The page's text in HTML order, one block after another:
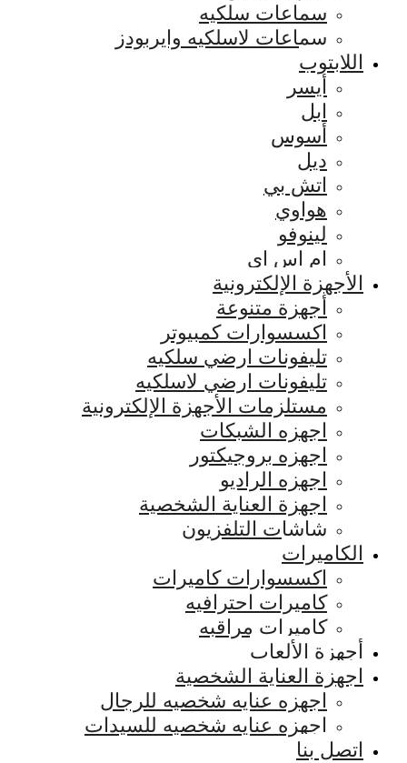
سماعات سلكيه
سماعات لاسلكيه وايربودز
اللابتوب
أيسر
ابل
أسوس
ديل
اتش بي
هواوي
لينوفو
ام اس اي
الأجهزة الإلكترونية
أجهزة متنوعة
اكسسوارات كمبيوتر
تليفونات ارضي سلكيه
تليفونات ارضي لاسلكيه
مستلزمات الأجهزة الإلكترونية
اجهزه الشبكات
اجهزه بروجيكتور
اجهزه الراديو
اجهزة العناية الشخصية
شاشات التلفزيون
الكاميرات
اكسسوارات كاميرات
كاميرات احترافيه
كاميرات مراقبه
أجهزة الألعاب
اجهزة العناية الشخصية
اجهزه عنايه شخصيه للرجال
اجهزه عنايه شخصيه للسيدات
اتصل بنا